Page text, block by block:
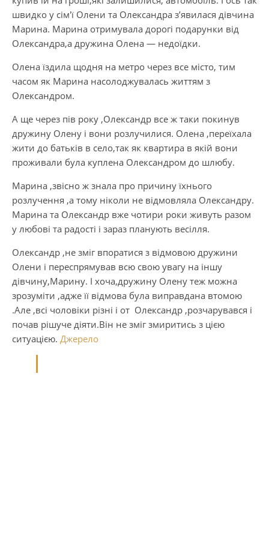
швидко у сім′ї Олени та Олександра з’явилася дівчина
Марина. Марина отримувала дорогі подарунки від
Олександра,а дружина Олена — недоїдки.
Олена їздила щодня на метро через все місто, тим
часом як Марина насолоджувалась життям з
Олександром.
А ще через пів року ,Олександр все ж таки покинув
дружину Олену і вони розлучилися. Олена ,переїхала
жити до батьків в село,так як квартира в якій вони
проживали була куплена Олександром до шлюбу.
Марина ,звісно ж знала про причину їхнього
розлучення ,а тому ніколи не відмовляла Олександру.
Марина та Олександр вже чотири роки живуть разом
у любові та радості і зараз планують весілля.
Олександр ,не зміг впоратися з відмовою дружини
Олени і переспрямував всю свою увагу на іншу
дівчину,Марину. І хоча,дружину Олену теж можна
зрозуміти ,адже її відмова була виправдана втомою
.Але ,всі чоловіки різні і от Олександр ,розчарувався і
почав рішуче діяти.Він не зміг змиритись з цією
ситуацією. Джерело